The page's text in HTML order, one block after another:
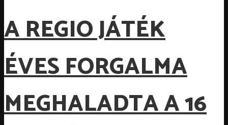
A REGIO JÁTÉK
ÉVES FORGALMA
MEGHALADTA A 16